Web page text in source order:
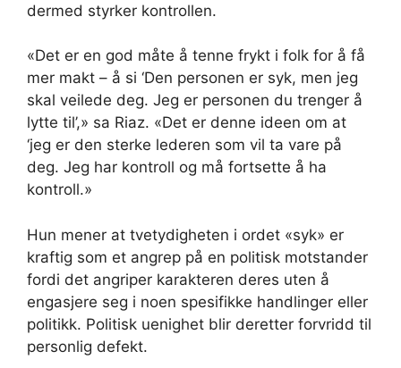
dermed styrker kontrollen.
«Det er en god måte å tenne frykt i folk for å få
mer makt – å si ‘Den personen er syk, men jeg
skal veilede deg. Jeg er personen du trenger å
lytte til’,» sa Riaz. «Det er denne ideen om at
‘jeg er den sterke lederen som vil ta vare på
deg. Jeg har kontroll og må fortsette å ha
kontroll.»
Hun mener at tvetydigheten i ordet «syk» er
kraftig som et angrep på en politisk motstander
fordi det angriper karakteren deres uten å
engasjere seg i noen spesifikke handlinger eller
politikk. Politisk uenighet blir deretter forvridd til
personlig defekt.